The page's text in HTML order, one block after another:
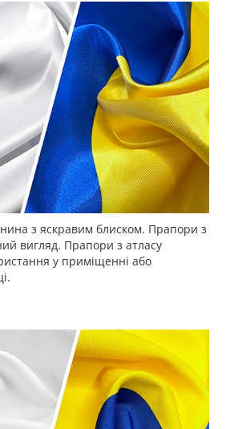
з яскравим блиском. Прапори з
вигляд. Прапори з атласу
у приміщенні або